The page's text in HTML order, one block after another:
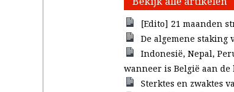
[Edito] 21 maanden
De algemene staking
Indonesië, Nepal,
wanneer is België aan de
Sterktes en zwaktes